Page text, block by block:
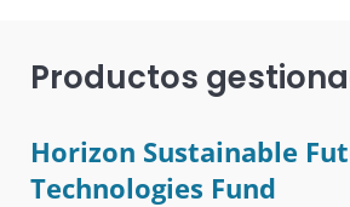
Productos
Horizon Sustainable
Technologies Fund